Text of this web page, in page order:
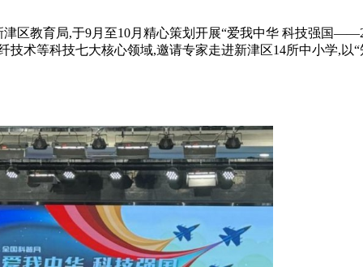
区教育局,于9月至10月精心策划开展“爱我中华 科技强国
术等科技七大核心领域,邀请专家走进新津区14所中小学,以